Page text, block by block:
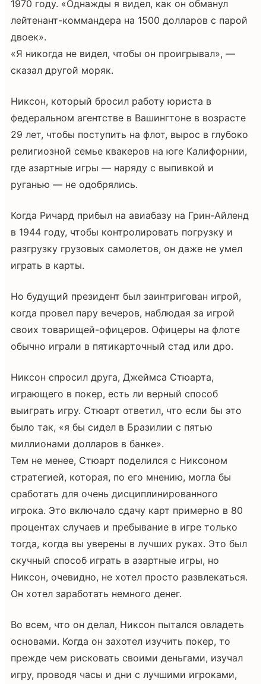
1970 году. «Однажды я видел, как он обманул
лейтенант-коммандера на 1500 долларов с парой
двоек».
«Я никогда не видел, чтобы он проигрывал», —
сказал другой моряк.
Никсон, который бросил работу юриста в
федеральном агентстве в Вашингтоне в возрасте
29 лет, чтобы поступить на флот, вырос в глубоко
религиозной семье квакеров на юге Калифорнии,
где азартные игры — наряду с выпивкой и
руганью — не одобрялись.
Когда Ричард прибыл на авиабазу на Грин-Айленд
в 1944 году, чтобы контролировать погрузку и
разгрузку грузовых самолетов, он даже не умел
играть в карты.
Но будущий президент был заинтригован игрой,
когда провел пару вечеров, наблюдая за игрой
своих товарищей-офицеров. Офицеры на флоте
обычно играли в пятикарточный стад или дро.
Никсон спросил друга, Джеймса Стюарта,
играющего в покер, есть ли верный способ
выиграть игру. Стюарт ответил, что если бы это
было так, «я бы сидел в Бразилии с пятью
миллионами долларов в банке».
Тем не менее, Стюарт поделился с Никсоном
стратегией, которая, по его мнению, могла бы
сработать для очень дисциплинированного
игрока. Это включало сдачу карт примерно в 80
процентах случаев и пребывание в игре только
тогда, когда вы уверены в лучших руках. Это был
скучный способ играть в азартные игры, но
Никсон, очевидно, не хотел просто развлекаться.
Он хотел заработать немного денег.
Во всем, что он делал, Никсон пытался овладеть
основами. Когда он захотел изучить покер, то
прежде чем рисковать своими деньгами, изучал
игру, проводя часы и дни с лучшими игроками,